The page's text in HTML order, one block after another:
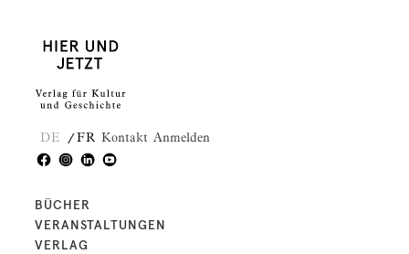
DE FR Kontakt Anmelden
BÜCHER
VERANSTALTUNGEN
VERLAG